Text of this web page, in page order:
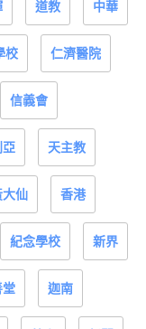
道教 中華
校 仁濟醫院
信義會
天主教
仙 香港
紀念學校 新界
迦南